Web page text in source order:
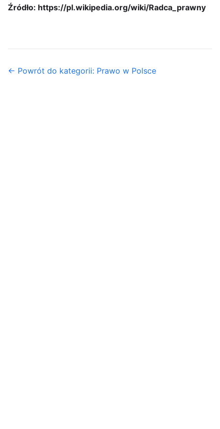
Źródło: https://pl.wikipedia.org/wiki/Radca_prawny
← Powrót do kategorii: Prawo w Polsce